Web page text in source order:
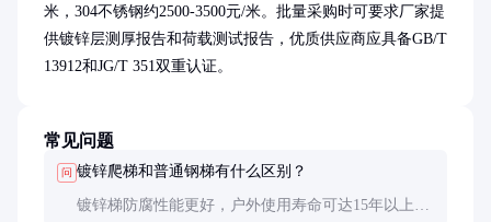
米，304不锈钢约2500-3500元/米。批量采购时可要求厂家提
供镀锌层测厚报告和荷载测试报告，优质供应商应具备GB/T
13912和JG/T 351双重认证。
常见问题
问 镀锌爬梯和普通钢梯有什么区别？
镀锌梯防腐性能更好，户外使用寿命可达15年以上，